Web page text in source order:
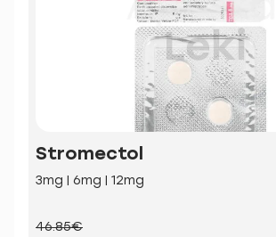
Stromectol
3mg | 6mg | 12mg
46.85€